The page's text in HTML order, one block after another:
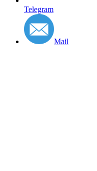
Telegram
Mail